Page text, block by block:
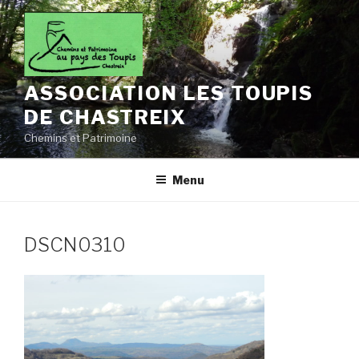
Aller
au
contenu
principal
ASSOCIATION LES TOUPIS
DE CHASTREIX
Chemins et Patrimoine
Menu
DSCN0310